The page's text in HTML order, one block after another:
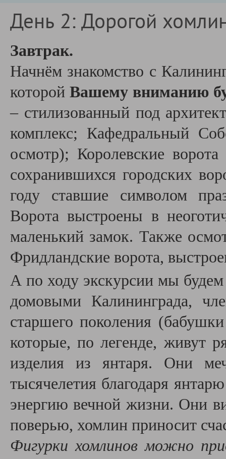
День 2: Дорогой
Завтрак.
Начнём знакомство с
которой Вашему вниманию
– стилизованный под
комплекс; Кафедральный
осмотр); Королевские
сохранившихся городских
году ставшие символом
Ворота выстроены в
маленький замок. Также
Фридландские ворота,
А по ходу экскурсии мы
домовыми Калининграда,
старшего поколения
которые, по легенде, живут
изделия из янтаря. Они
тысячелетия благодаря
энергию вечной жизни. Они
поверью, хомлин приносит
Фигурки хомлинов можно